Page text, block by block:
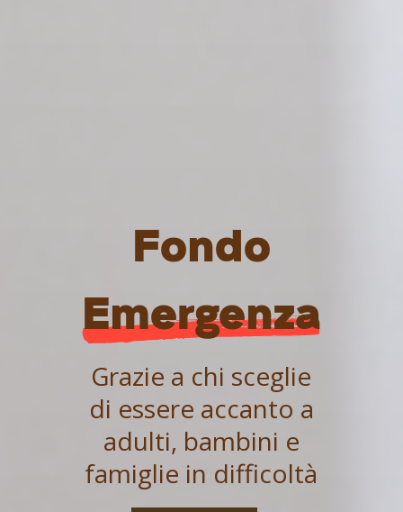
Fondo
Emergenza
Grazie a chi sceglie
di essere accanto a
adulti, bambini e
famiglie in difficoltà